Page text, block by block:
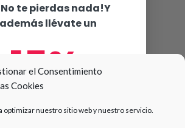
el Consentimiento
Cookies
optimizar nuestro sitio web y nuestro servicio.
te pierdas nada!Y
además llévate un
15%
compra 🛍️